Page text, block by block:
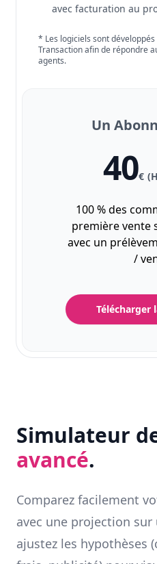
avec facturation au
* Les logiciels sont
Transaction afin de répondre
agents.
Un
40€
100 % des
première vente
avec un
/
Télécharger
Simulateur
avancé.
Comparez facilement
avec une projection
ajustez les hypothèses